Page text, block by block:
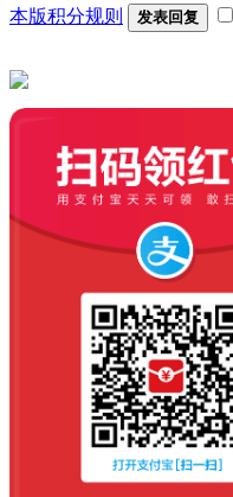
本版积分规则 发表回复